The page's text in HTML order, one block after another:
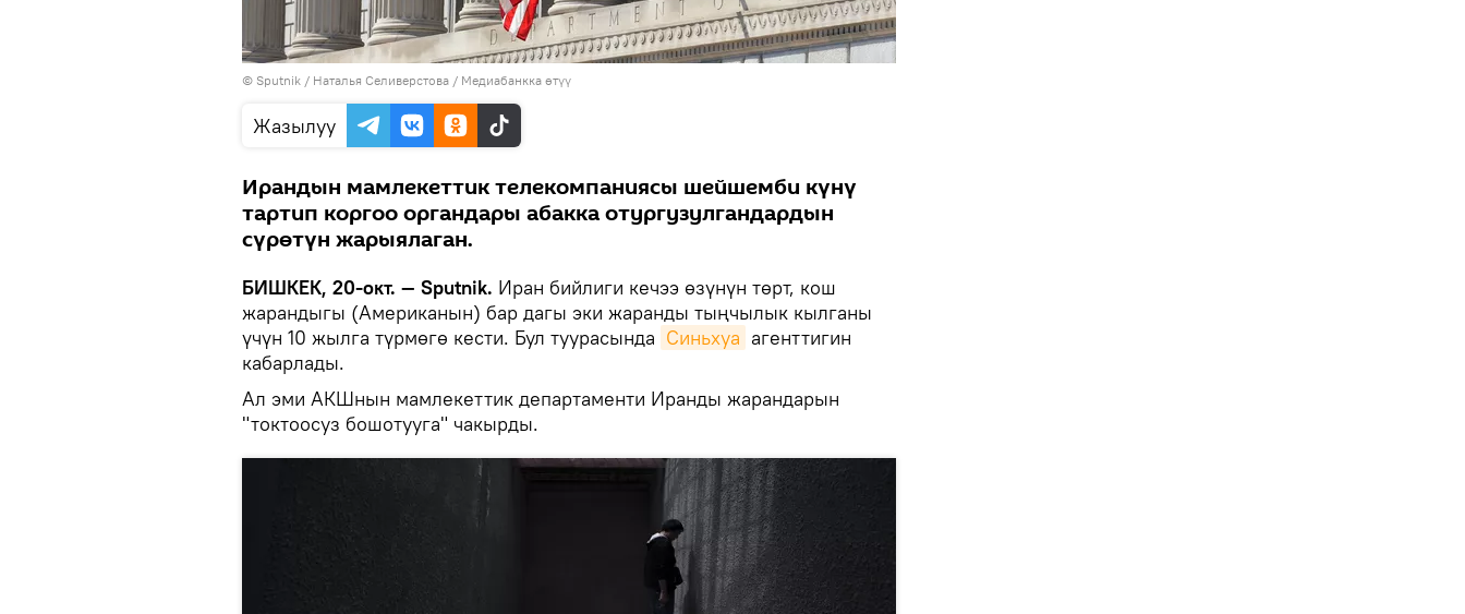
© Sputnik / Наталья Селиверстова / Медиабанкка өтүү
Жазылуу
Ирандын мамлекеттик телекомпаниясы шейшемби күнү
тартип коргоо органдары абакка отургузулгандардын
сүрөтүн жарыялаган.
БИШКЕК, 20-окт. — Sputnik. Иран бийлиги кечээ өзүнүн төрт, кош
жарандыгы (Американын) бар дагы эки жаранды тыңчылык кылганы
үчүн 10 жылга түрмөгө кести. Бул туурасында Синьхуа агенттигин
кабарлады.
Ал эми АКШнын мамлекеттик департаменти Иранды жарандарын
"токтоосуз бошотууга" чакырды.